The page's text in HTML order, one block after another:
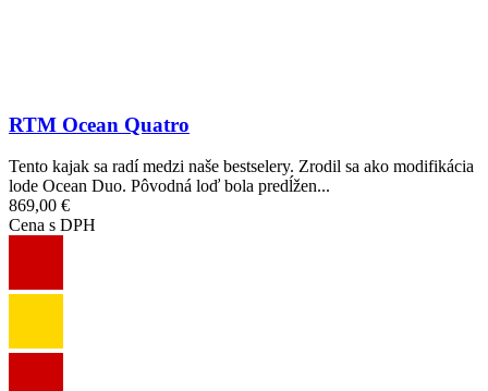
RTM Ocean Quatro
Tento kajak sa radí medzi naše bestselery. Zrodil sa ako modifikácia
lode Ocean Duo. Pôvodná loď bola predĺžen...
869,00 €
Cena s DPH